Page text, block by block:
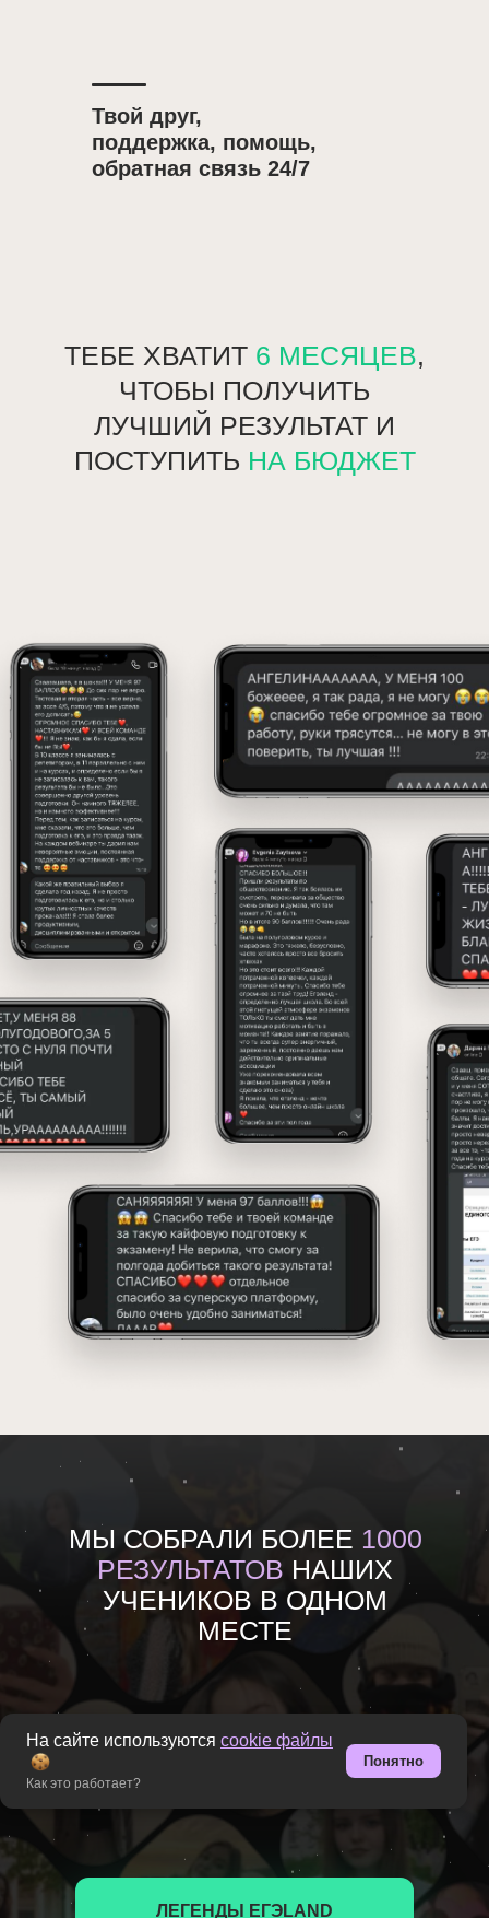
На сайте используются cookie файлы
Как это работает?
Понятно
Твой друг,
поддержка, помощь,
обратная связь 24/7
ТЕБЕ ХВАТИТ 6 МЕСЯЦЕВ,
ЧТОБЫ ПОЛУЧИТЬ
ЛУЧШИЙ РЕЗУЛЬТАТ И
ПОСТУПИТЬ НА БЮДЖЕТ
МЫ СОБРАЛИ БОЛЕЕ 1000
РЕЗУЛЬТАТОВ НАШИХ
УЧЕНИКОВ В ОДНОМ
МЕСТЕ
Каждый отзыв оставлен реальным
человеком. Вы можете убедиться в
ЛЕГЕНДЫ ЕГЭLAND